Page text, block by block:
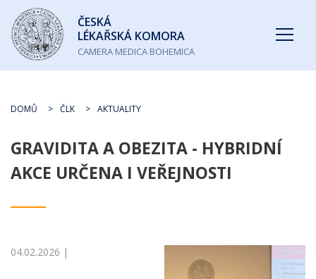
Česká
lékařská
komora
ČESKÁ
LÉKAŘSKÁ KOMORA
CAMERA MEDICA BOHEMICA
DOMŮ ČLK AKTUALITY
GRAVIDITA A OBEZITA - HYBRIDNÍ
AKCE URČENA I VEŘEJNOSTI
04.02.2026 |